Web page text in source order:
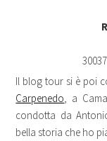
Il blog tour si è poi
Carpenedo, a
condotta da
bella storia che ho